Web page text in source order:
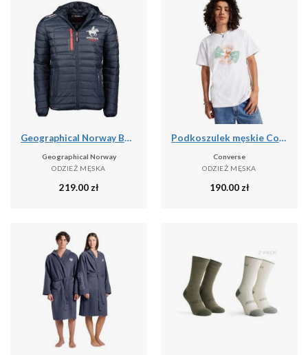
Geographical Norway BRICK NAVY GTX kurtka męska (WY6358H).
Geographical Norway
ODZIEŻ MĘSKA
219.00 zł
Podkoszulek męskie Converse Con T shirt M Chuck Patch Distort Tee
Converse
ODZIEŻ MĘSKA
190.00 zł